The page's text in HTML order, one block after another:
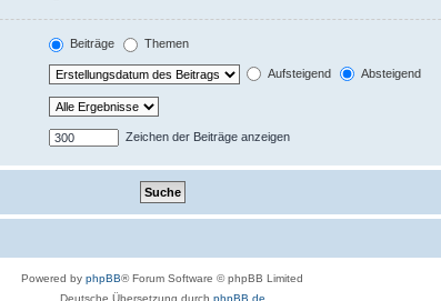
Beiträge Themen
Aufsteigend Absteigend
Zeichen der Beiträge anzeigen
Powered by phpBB® Forum Software © phpBB Limited
Deutsche Übersetzung durch phpBB.de